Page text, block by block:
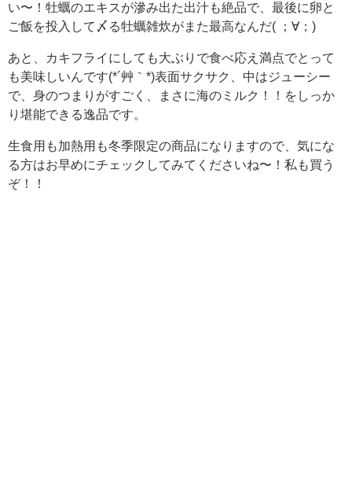
い〜！牡蠣のエキスが滲み出た出汁も絶品で、最後に卵と
ご飯を投入して〆る牡蠣雑炊がまた最高なんだ( ；∀；)
あと、カキフライにしても大ぶりで食べ応え満点でとって
も美味しいんです(*´艸｀*)表面サクサク、中はジューシー
で、身のつまりがすごく、まさに海のミルク！！をしっか
り堪能できる逸品です。
生食用も加熱用も冬季限定の商品になりますので、気にな
る方はお早めにチェックしてみてくださいね〜！私も買う
ぞ！！